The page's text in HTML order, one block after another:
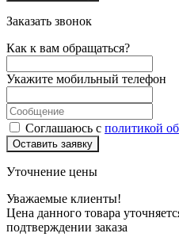
Заказать звонок
Как к вам обращаться?
Укажите мобильный телефон
Соглашаюсь с политикой
Оставить заявку
Уточнение цены
Уважаемые клиенты!
Цена данного товара
подтверждении заказа